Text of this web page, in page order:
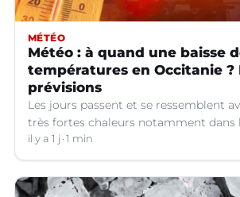
MÉTÉO
Météo : à quand une baisse
températures en Occitanie ?
prévisions
Les jours passent et se ressemblent
très fortes chaleurs notamment dans
Jusqu’à quand ?
il y a 1 j 1 min